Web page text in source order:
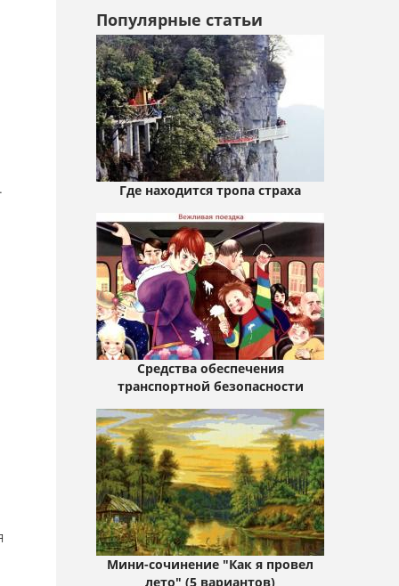
Популярные статьи
Где находится тропа страха
Средства обеспечения
транспортной безопасности
Мини-сочинение "Как я провел
лето" (5 вариантов)